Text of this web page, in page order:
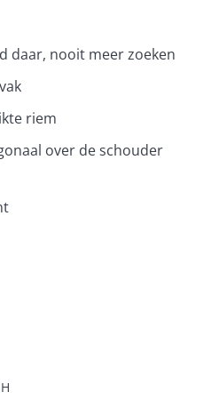
daar, nooit meer zoeken
riem
over de schouder